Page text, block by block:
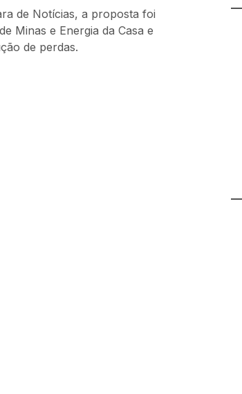
de Notícias, a proposta foi
Minas e Energia da Casa e
de perdas.